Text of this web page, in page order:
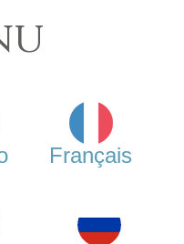
Français